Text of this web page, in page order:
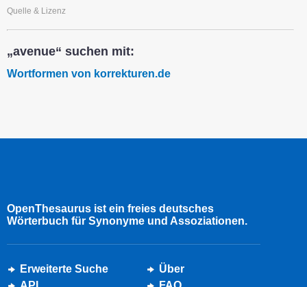
Quelle & Lizenz
„avenue“ suchen mit:
Wortformen von korrekturen.de
OpenThesaurus ist ein freies deutsches
Wörterbuch für Synonyme und Assoziationen.
Erweiterte Suche
Über